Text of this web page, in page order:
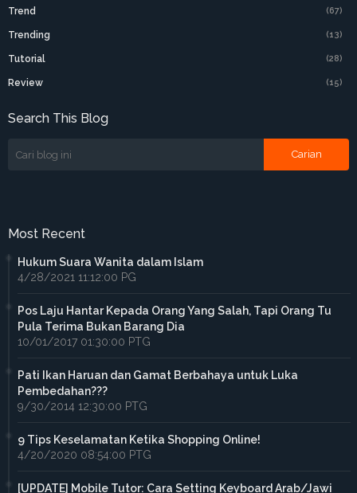
Trend (67)
Trending (13)
Tutorial (28)
Review (15)
Search This Blog
Most Recent
Hukum Suara Wanita dalam Islam
4/28/2021 11:12:00 PG
Pos Laju Hantar Kepada Orang Yang Salah, Tapi Orang Tu
Pula Terima Bukan Barang Dia
10/01/2017 01:30:00 PTG
Pati Ikan Haruan dan Gamat Berbahaya untuk Luka
Pembedahan???
9/30/2014 12:30:00 PTG
9 Tips Keselamatan Ketika Shopping Online!
4/20/2020 08:54:00 PTG
[UPDATE] Mobile Tutor: Cara Setting Keyboard Arab/Jawi